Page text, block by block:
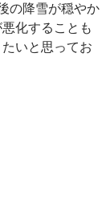
の降雪が穏やか
化することも
いと思ってお